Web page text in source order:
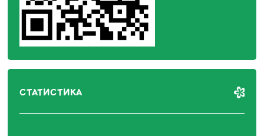
СТАТИСТИКА